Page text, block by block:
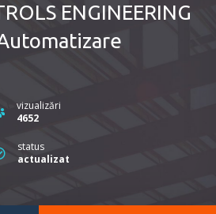
ENGINEERING
vizualizări
4652
status
actualizat